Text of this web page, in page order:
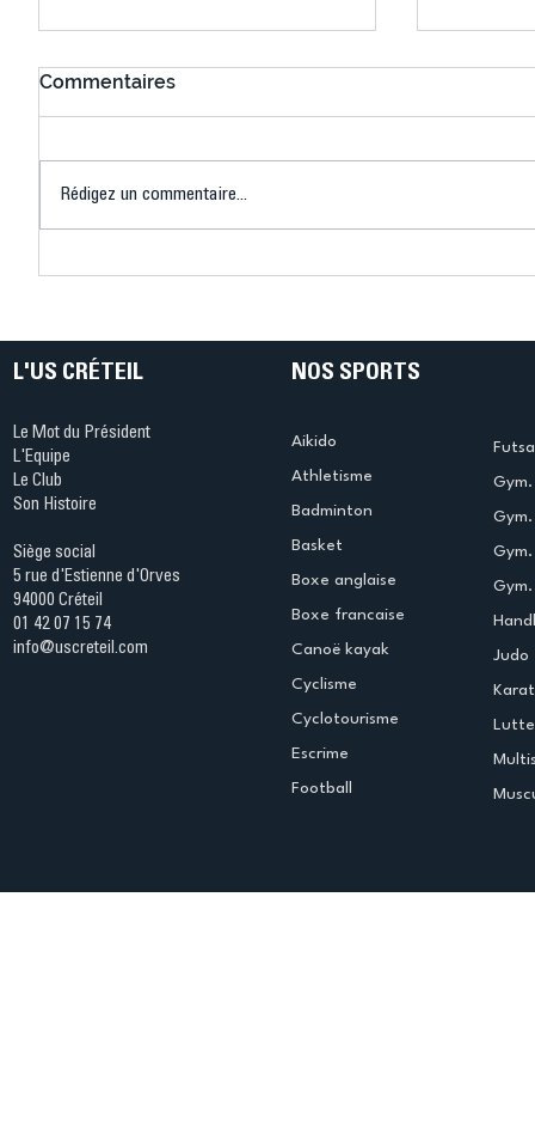
succès
Gachet.
Commentaires
Rédigez un commentaire...
L'US CRÉTEIL
Le Mot du Président
L'Equipe
Le Club
Son Histoire
Siège social
5 rue d'Estienne d'Orves
94000 Créteil
01 42 07 15 74
info@uscreteil.com
NOS SPORTS
Aikido
Athletisme
Badminton
Basket
Boxe anglaise
Boxe francaise
Canoë kayak
Cyclisme
Cyclotourisme
Escrime
Football
Judo
Lutte